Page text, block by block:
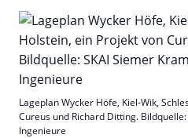
Lageplan Wycker Höfe, Kiel-Wik,
Cureus und Richard Ditting.
Ingenieure